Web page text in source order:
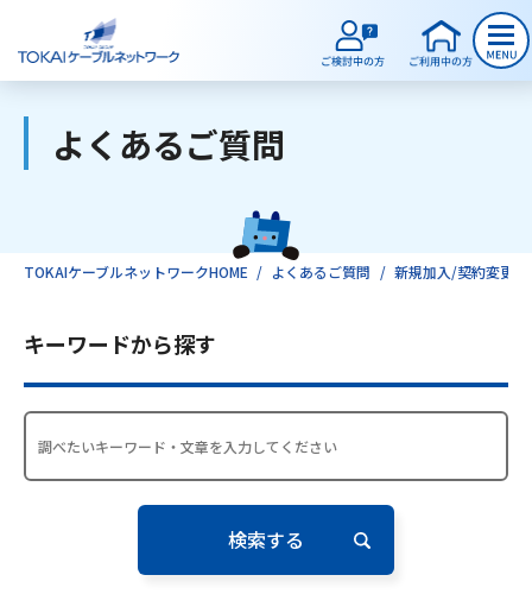
ご検討中のお客様
ご利用中のお客様
サービスのご案内
インターネット
電話
よくあるご質問
TOKAIケーブルネットワークHOME よくあるご質問 新規加入/契約変更/
キーワードから探す